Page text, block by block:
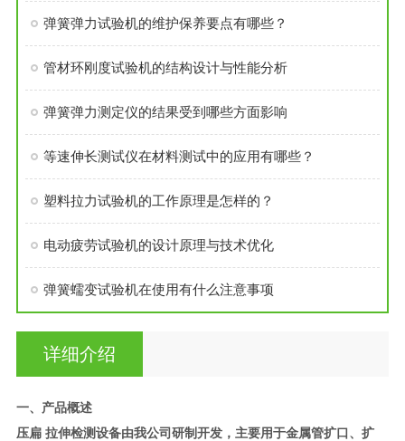
弹簧弹力试验机的维护保养要点有哪些？
管材环刚度试验机的结构设计与性能分析
弹簧弹力测定仪的结果受到哪些方面影响
等速伸长测试仪在材料测试中的应用有哪些？
塑料拉力试验机的工作原理是怎样的？
电动疲劳试验机的设计原理与技术优化
弹簧蠕变试验机在使用有什么注意事项
详细介绍
一、产品概述
压扁 拉伸检测设备由我公司研制开发，主要用于金属管扩口、扩